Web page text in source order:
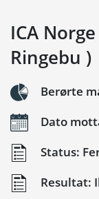
ICA
Ringebu )
Berørte
Dato
Status:
Resultat: